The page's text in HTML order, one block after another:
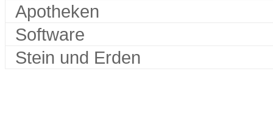
Apotheken
Software
Stein und Erden